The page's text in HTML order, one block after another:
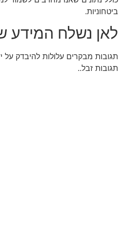
ביטחוניות.
לאן נשלח המידע
תגובות מבקרים עלולות להיבדק על
תגובות זבל..